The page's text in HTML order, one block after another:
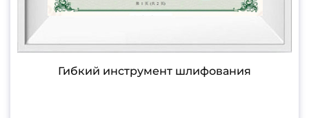
Гибкий инструмент шлифования